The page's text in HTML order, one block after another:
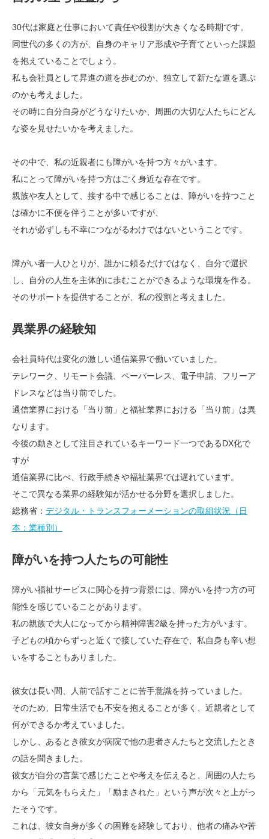
30代は家庭と仕事において責任や役割が大きくなる時期です。
同世代の多くの方が、自身のキャリア形成や子育てといった課題
を抱えていることでしょう。
私も会社員として昇進の道を歩むのか、独立して新たな道を選ぶ
のかも考えました。
その時に自分自身がどうなりたいか、周囲の大切な人たちにどん
な姿を見せたいかを考えました。
その中で、私の近親者にも障がいを持つ方々がいます。
私にとって障がいを持つ方はごく身近な存在です。
親族や友人として、接する中で感じることは、障がいを持つこと
は確かに不便を伴うことが多いですが、
それが必ずしも不幸につながるわけではないということです。
障がい者一人ひとりが、誰かに頼るだけではなく、自分で選択
し、自分の人生を主体的に歩むことができるような環境を作る。
そのサポートを提供することが、私の役割と考えました。
異業界の経験知
会社員時代は変化の激しい通信業界で働いていました。
テレワーク、リモート会議、ペーパーレス、電子申請、フリーア
ドレスなどは当り前でした。
通信業界における「当り前」と福祉業界における「当り前」は異
なります。
今後の動きとして注目されているキーワード一つであるDX化で
すが
通信業界に比べ、行政手続きや福祉業界では遅れています。
そこで異なる業界の経験知が活かせる分野を選択しました。
総務省： デジタル・トランスフォーメーションの取組状況（日
本：業種別）
障がいを持つ人たちの可能性
障がい福祉サービスに関心を持つ背景には、障がいを持つ方の可
能性を感じていることがあります。
私の親族で大人になってから精神障害2級を持った方がいます。
子どもの頃からずっと近くで接していた存在で、私自身も辛い想
いをすることもありました。
彼女は長い間、人前で話すことに苦手意識を持っていました。
そのため、日常生活でも不安を抱えることが多く、近親者として
何ができるか考えていました。
しかし、あるとき彼女が病院で他の患者さんたちと交流したとき
の話を聞きました。
彼女が自分の言葉で感じたことや考えを伝えると、周囲の人たち
から「元気をもらえた」「励まされた」という声が次々と上がっ
たそうです。
これは、彼女自身が多くの困難を経験しており、他者の痛みや苦